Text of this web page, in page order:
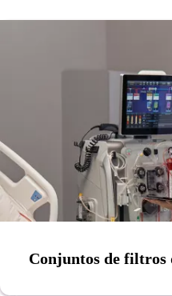
Conjuntos de filtros